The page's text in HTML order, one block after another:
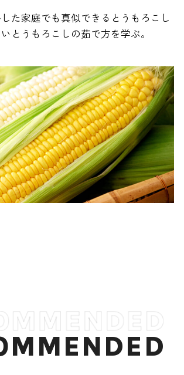
た家庭でも真似できるとうもろこし
とうもろこしの茹で方を学ぶ。